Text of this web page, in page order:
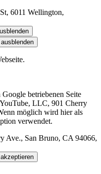
6011 Wellington,
betriebenen Seite
LLC, 901 Cherry
möglich wird hier als
verwendet.
Ave., San Bruno, CA 94066,